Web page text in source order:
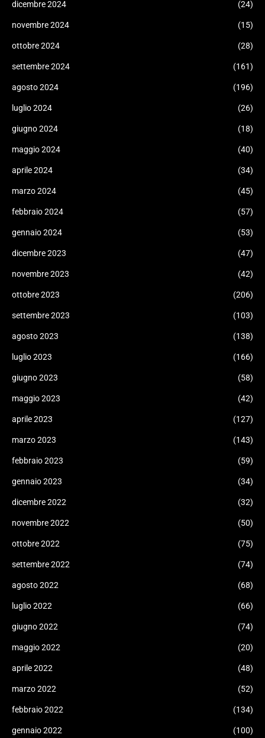
dicembre 2024 (24)
novembre 2024 (15)
ottobre 2024 (28)
settembre 2024 (161)
agosto 2024 (196)
luglio 2024 (26)
giugno 2024 (18)
maggio 2024 (40)
aprile 2024 (34)
marzo 2024 (45)
febbraio 2024 (57)
gennaio 2024 (53)
dicembre 2023 (47)
novembre 2023 (42)
ottobre 2023 (206)
settembre 2023 (103)
agosto 2023 (138)
luglio 2023 (166)
giugno 2023 (58)
maggio 2023 (42)
aprile 2023 (127)
marzo 2023 (143)
febbraio 2023 (59)
gennaio 2023 (34)
dicembre 2022 (32)
novembre 2022 (50)
ottobre 2022 (75)
settembre 2022 (74)
agosto 2022 (68)
luglio 2022 (66)
giugno 2022 (74)
maggio 2022 (20)
aprile 2022 (48)
marzo 2022 (52)
febbraio 2022 (134)
gennaio 2022 (100)